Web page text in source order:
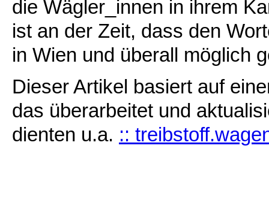
die Wägler_innen in ihrem
ist an der Zeit, dass den
in Wien und überall möglich
Dieser Artikel basiert auf
das überarbeitet und
dienten u.a. ::